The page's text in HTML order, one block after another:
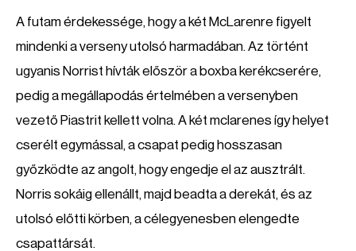
A futam érdekessége, hogy a két McLarenre figyelt
mindenki a verseny utolsó harmadában. Az történt
ugyanis Norrist hívták először a boxba kerékcserére,
pedig a megállapodás értelmében a versenyben
vezető Piastrit kellett volna. A két mclarenes így helyet
cserélt egymással, a csapat pedig hosszasan
győzködte az angolt, hogy engedje el az ausztrált.
Norris sokáig ellenállt, majd beadta a derekát, és az
utolsó előtti körben, a célegyenesben elengedte
csapattársát.